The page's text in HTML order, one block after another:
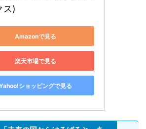
ス)
Amazonで見る
楽天市場で見る
ショッピングで見る